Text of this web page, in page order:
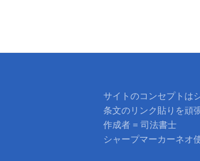
ビ
ー
シ
サイトのコンセプトは
条文のリンク貼りを頑
作成者 = 司法書士
シャープマーカーネオ